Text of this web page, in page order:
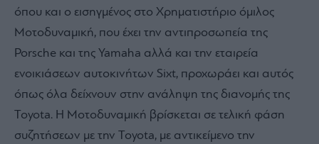
όπου και ο εισηγμένος στο Χρηματιστήριο όμιλος
Μοτοδυναμική, που έχει την αντιπροσωπεία της
Porsche και της Yamaha αλλά και την εταιρεία
ενοικιάσεων αυτοκινήτων Sixt, προχωράει και αυτός
όπως όλα δείχνουν στην ανάληψη της διανομής της
Toyota. Η Μοτοδυναμική βρίσκεται σε τελική φάση
συζητήσεων με την Toyota, με αντικείμενο την